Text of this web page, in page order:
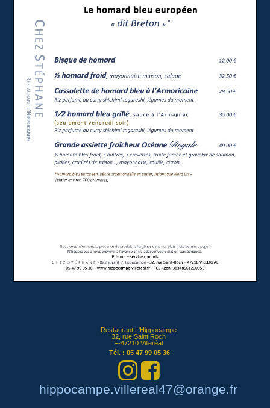
Restaurant L'Hippocampe
32, rue Saint Roch
F-47210 Villeréal
Tél. : 05 47 99 05 36

hippocampe.villereal47@orange.fr